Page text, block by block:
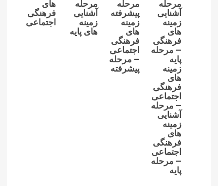
های
فرهنگی
اجتماعی
مرحله
آشنایی
زمینه
های پایه
مرحله
پیشرفته
زمینه
های
فرهنگی
اجتماعی
– مرحله
پیشرفته
مرحله
آشنایی
زمینه
های
فرهنگی
– مرحله
پایه
زمینه
های
فرهنگی
اجتماعی
– مرحله
آشنایی
زمینه
های
فرهنگی
اجتماعی
– مرحله
پایه